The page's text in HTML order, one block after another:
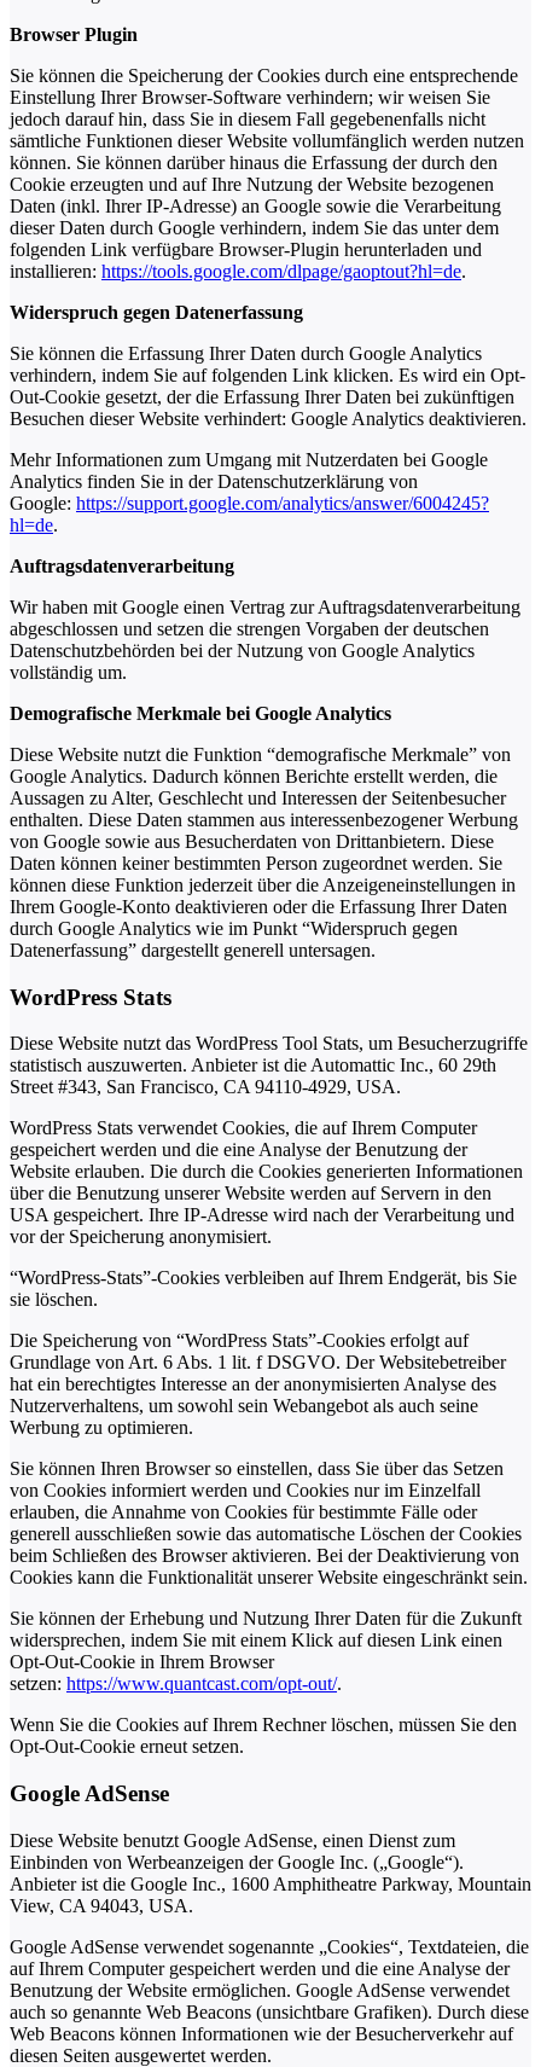
Browser Plugin
Sie können die Speicherung der Cookies durch eine entsprechende
Einstellung Ihrer Browser-Software verhindern; wir weisen Sie
jedoch darauf hin, dass Sie in diesem Fall gegebenenfalls nicht
sämtliche Funktionen dieser Website vollumfänglich werden nutzen
können. Sie können darüber hinaus die Erfassung der durch den
Cookie erzeugten und auf Ihre Nutzung der Website bezogenen
Daten (inkl. Ihrer IP-Adresse) an Google sowie die Verarbeitung
dieser Daten durch Google verhindern, indem Sie das unter dem
folgenden Link verfügbare Browser-Plugin herunterladen und
installieren: https://tools.google.com/dlpage/gaoptout?hl=de.
Widerspruch gegen Datenerfassung
Sie können die Erfassung Ihrer Daten durch Google Analytics
verhindern, indem Sie auf folgenden Link klicken. Es wird ein Opt-
Out-Cookie gesetzt, der die Erfassung Ihrer Daten bei zukünftigen
Besuchen dieser Website verhindert: Google Analytics deaktivieren.
Mehr Informationen zum Umgang mit Nutzerdaten bei Google
Analytics finden Sie in der Datenschutzerklärung von
Google: https://support.google.com/analytics/answer/6004245?
hl=de.
Auftragsdatenverarbeitung
Wir haben mit Google einen Vertrag zur Auftragsdatenverarbeitung
abgeschlossen und setzen die strengen Vorgaben der deutschen
Datenschutzbehörden bei der Nutzung von Google Analytics
vollständig um.
Demografische Merkmale bei Google Analytics
Diese Website nutzt die Funktion “demografische Merkmale” von
Google Analytics. Dadurch können Berichte erstellt werden, die
Aussagen zu Alter, Geschlecht und Interessen der Seitenbesucher
enthalten. Diese Daten stammen aus interessenbezogener Werbung
von Google sowie aus Besucherdaten von Drittanbietern. Diese
Daten können keiner bestimmten Person zugeordnet werden. Sie
können diese Funktion jederzeit über die Anzeigeneinstellungen in
Ihrem Google-Konto deaktivieren oder die Erfassung Ihrer Daten
durch Google Analytics wie im Punkt “Widerspruch gegen
Datenerfassung” dargestellt generell untersagen.
WordPress Stats
Diese Website nutzt das WordPress Tool Stats, um Besucherzugriffe
statistisch auszuwerten. Anbieter ist die Automattic Inc., 60 29th
Street #343, San Francisco, CA 94110-4929, USA.
WordPress Stats verwendet Cookies, die auf Ihrem Computer
gespeichert werden und die eine Analyse der Benutzung der
Website erlauben. Die durch die Cookies generierten Informationen
über die Benutzung unserer Website werden auf Servern in den
USA gespeichert. Ihre IP-Adresse wird nach der Verarbeitung und
vor der Speicherung anonymisiert.
“WordPress-Stats”-Cookies verbleiben auf Ihrem Endgerät, bis Sie
sie löschen.
Die Speicherung von “WordPress Stats”-Cookies erfolgt auf
Grundlage von Art. 6 Abs. 1 lit. f DSGVO. Der Websitebetreiber
hat ein berechtigtes Interesse an der anonymisierten Analyse des
Nutzerverhaltens, um sowohl sein Webangebot als auch seine
Werbung zu optimieren.
Sie können Ihren Browser so einstellen, dass Sie über das Setzen
von Cookies informiert werden und Cookies nur im Einzelfall
erlauben, die Annahme von Cookies für bestimmte Fälle oder
generell ausschließen sowie das automatische Löschen der Cookies
beim Schließen des Browser aktivieren. Bei der Deaktivierung von
Cookies kann die Funktionalität unserer Website eingeschränkt sein.
Sie können der Erhebung und Nutzung Ihrer Daten für die Zukunft
widersprechen, indem Sie mit einem Klick auf diesen Link einen
Opt-Out-Cookie in Ihrem Browser
setzen: https://www.quantcast.com/opt-out/.
Wenn Sie die Cookies auf Ihrem Rechner löschen, müssen Sie den
Opt-Out-Cookie erneut setzen.
Google AdSense
Diese Website benutzt Google AdSense, einen Dienst zum
Einbinden von Werbeanzeigen der Google Inc. („Google“).
Anbieter ist die Google Inc., 1600 Amphitheatre Parkway, Mountain
View, CA 94043, USA.
Google AdSense verwendet sogenannte „Cookies“, Textdateien, die
auf Ihrem Computer gespeichert werden und die eine Analyse der
Benutzung der Website ermöglichen. Google AdSense verwendet
auch so genannte Web Beacons (unsichtbare Grafiken). Durch diese
Web Beacons können Informationen wie der Besucherverkehr auf
diesen Seiten ausgewertet werden.